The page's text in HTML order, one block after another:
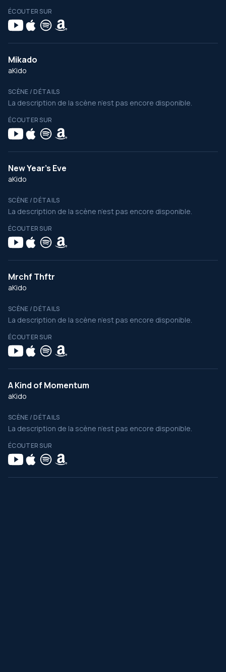
ÉCOUTER SUR
Mikado
aKido
SCÈNE / DÉTAILS
La description de la scène n’est pas encore disponible.
ÉCOUTER SUR
New Year's Eve
aKido
SCÈNE / DÉTAILS
La description de la scène n’est pas encore disponible.
ÉCOUTER SUR
Mrchf Thftr
aKido
SCÈNE / DÉTAILS
La description de la scène n’est pas encore disponible.
ÉCOUTER SUR
A Kind of Momentum
aKido
SCÈNE / DÉTAILS
La description de la scène n’est pas encore disponible.
ÉCOUTER SUR